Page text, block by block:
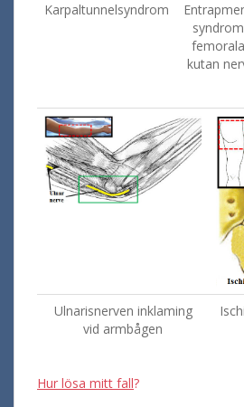
Karpaltunnelsyndrom
syndrom
femorala
kutan
Ulnarisnerven inklaming
vid armbågen
Hur lösa mitt fall?